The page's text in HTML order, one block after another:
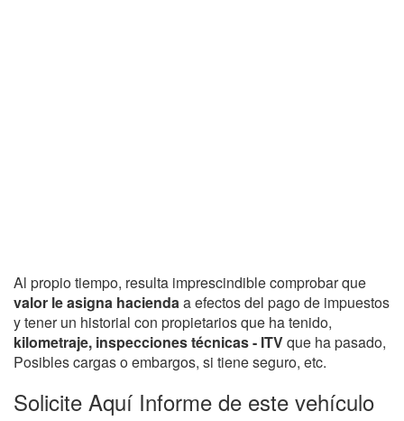
Al propio tiempo, resulta imprescindible comprobar que
valor le asigna haciendaa efectos del pago de impuestos
y tener un historial con propietarios que ha tenido,
kilometraje, inspecciones técnicas - ITVque ha pasado,
Posibles cargas o embargos, si tiene seguro, etc.
Solicite Aquí Informe de este vehículo